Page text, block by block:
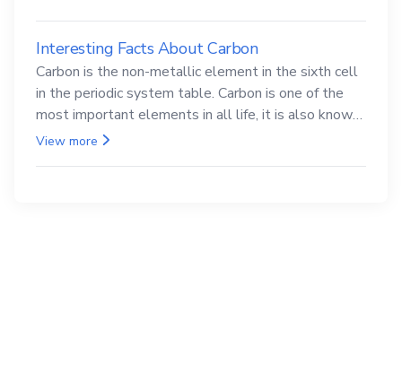
Interesting Facts About Carbon
Carbon is the non-metallic element in the sixth cell
in the periodic system table. Carbon is one of the
most important elements in all life, it is also known
as the back.
View more